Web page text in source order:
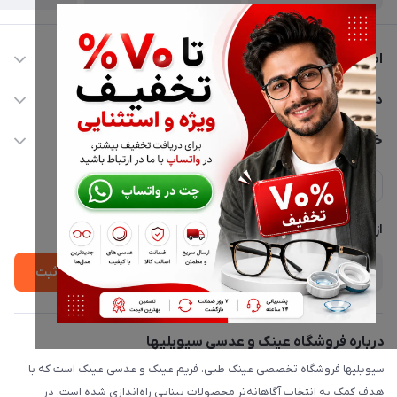
اطلاعات تماس
02177116909
info@civiliha.com
ارسال فوری در تهران + ارسال به سراسر کشور
دسترسی سریع
حساب کاربری
مجله فروشگاه
لیست محصولات
درباره ما
خدمات مشتریان
حریم خصوصی
پشتیبانی واتساپ 09397003162
از جدید‌ترین تخفیف‌ها با‌ خبر شوید
ثبت
درباره فروشگاه عینک و عدسی سیویلیها
سیویلیها فروشگاه تخصصی عینک طبی، فریم عینک و عدسی عینک است که با
هدف کمک به انتخاب آگاهانه‌تر محصولات بینایی راه‌اندازی شده است. در